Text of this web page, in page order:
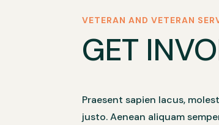
VETERAN AND VETERAN
GET
Praesent sapien lacus,
justo. Aenean aliquam